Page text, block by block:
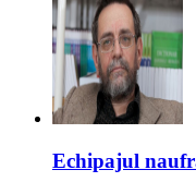
Echipajul